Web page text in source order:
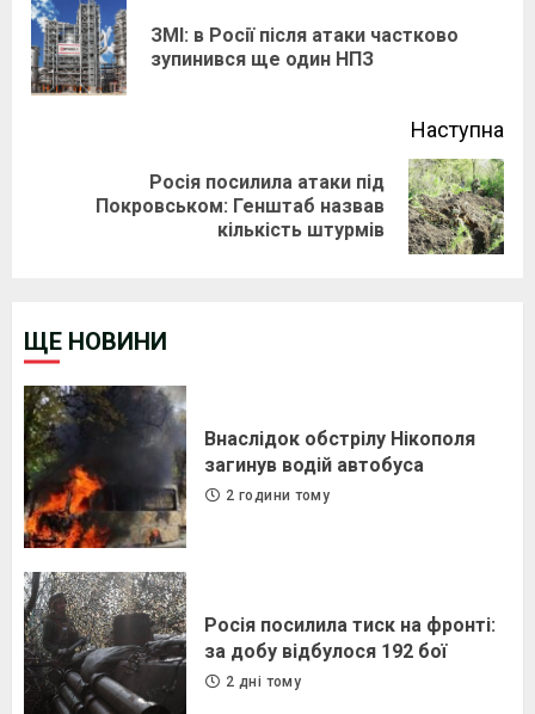
ReadingЗМІ: в Росії після атаки частково
зупинився ще один НПЗ
Наступна
Росія посилила атаки під
Покровськом: Генштаб назвав
кількість штурмів
ЩЕ НОВИНИ
Внаслідок обстрілу Нікополя
загинув водій автобуса
2 години тому
Росія посилила тиск на фронті:
за добу відбулося 192 бої
2 дні тому